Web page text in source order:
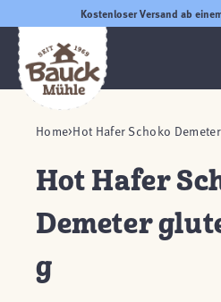
Kostenloser Versand ab
Home Hot Hafer Schoko
Hot Hafer
Demeter
g